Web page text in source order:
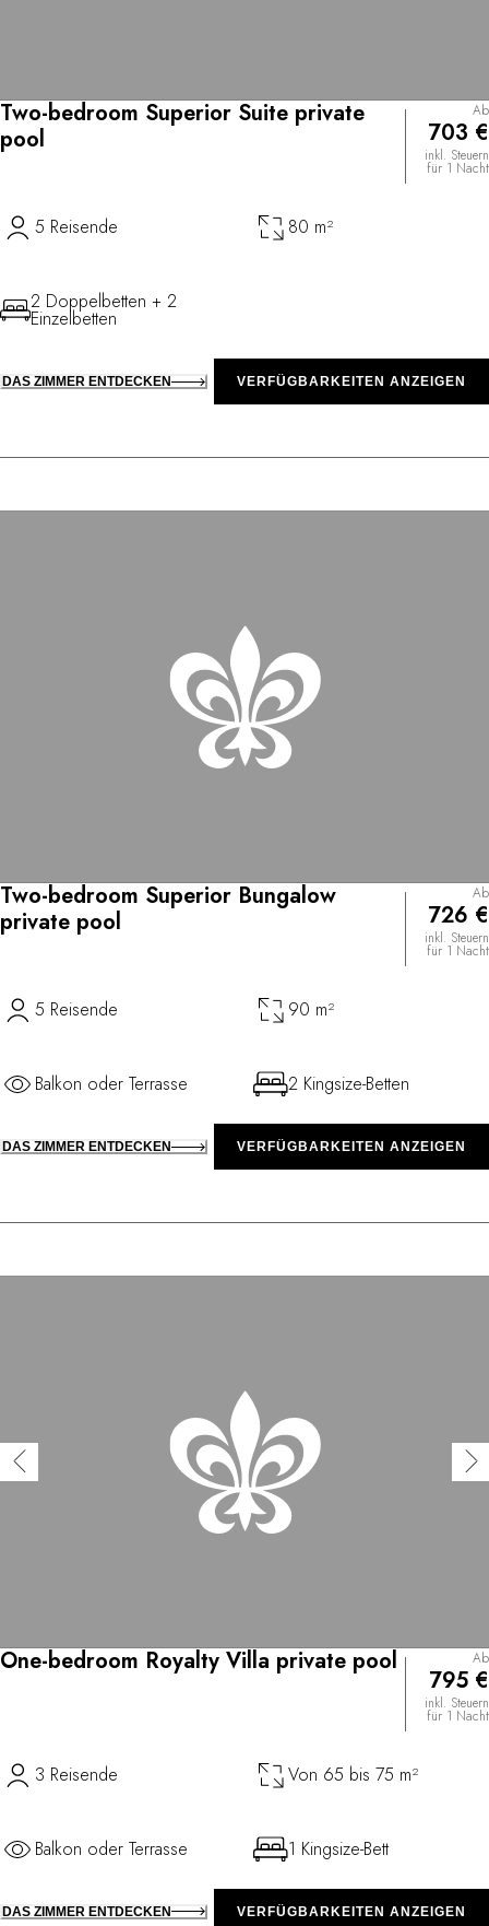
Two-bedroom Superior Suite private
pool
Ab
703 €
inkl. Steuern
für 1 Nacht
5 Reisende 80 m²
2 Doppelbetten + 2
Einzelbetten
DAS ZIMMER ENTDECKEN VERFÜGBARKEITEN ANZEIGEN
Two-bedroom Superior Bungalow
private pool
Ab
726 €
inkl. Steuern
für 1 Nacht
5 Reisende 90 m²
Balkon oder Terrasse 2 Kingsize-Betten
DAS ZIMMER ENTDECKEN VERFÜGBARKEITEN ANZEIGEN
One-bedroom Royalty Villa private pool Ab
795 €
inkl. Steuern
für 1 Nacht
3 Reisende Von 65 bis 75 m²
Balkon oder Terrasse 1 Kingsize-Bett
DAS ZIMMER ENTDECKEN VERFÜGBARKEITEN ANZEIGEN